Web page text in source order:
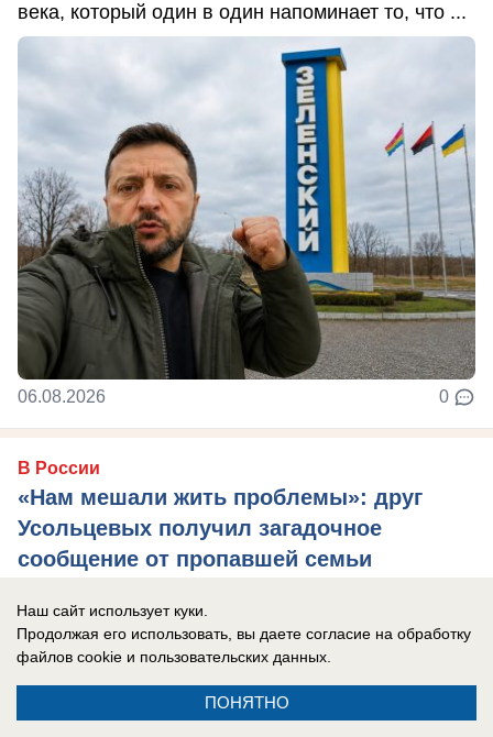
века, который один в один напоминает то, что ...
06.08.2026 0
В России
«Нам мешали жить проблемы»: друг
Усольцевых получил загадочное
сообщение от пропавшей семьи
спустя 10 месяцев после исчезновения.
Наш сайт использует куки.
Продолжая его использовать, вы даете согласие на обработку
файлов cookie и пользовательских данных.
ПОНЯТНО